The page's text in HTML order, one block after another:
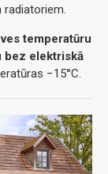
radiatoriem.
temperatūru
bez elektriskā
−15°C.